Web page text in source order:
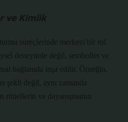
ve Kimlik
süreçlerinde merkezi bir rol
deneyimle değil, semboller ve
bağlamda inşa edilir. Örneğin,
şekli değil, aynı zamanda
ve dayanışmanın